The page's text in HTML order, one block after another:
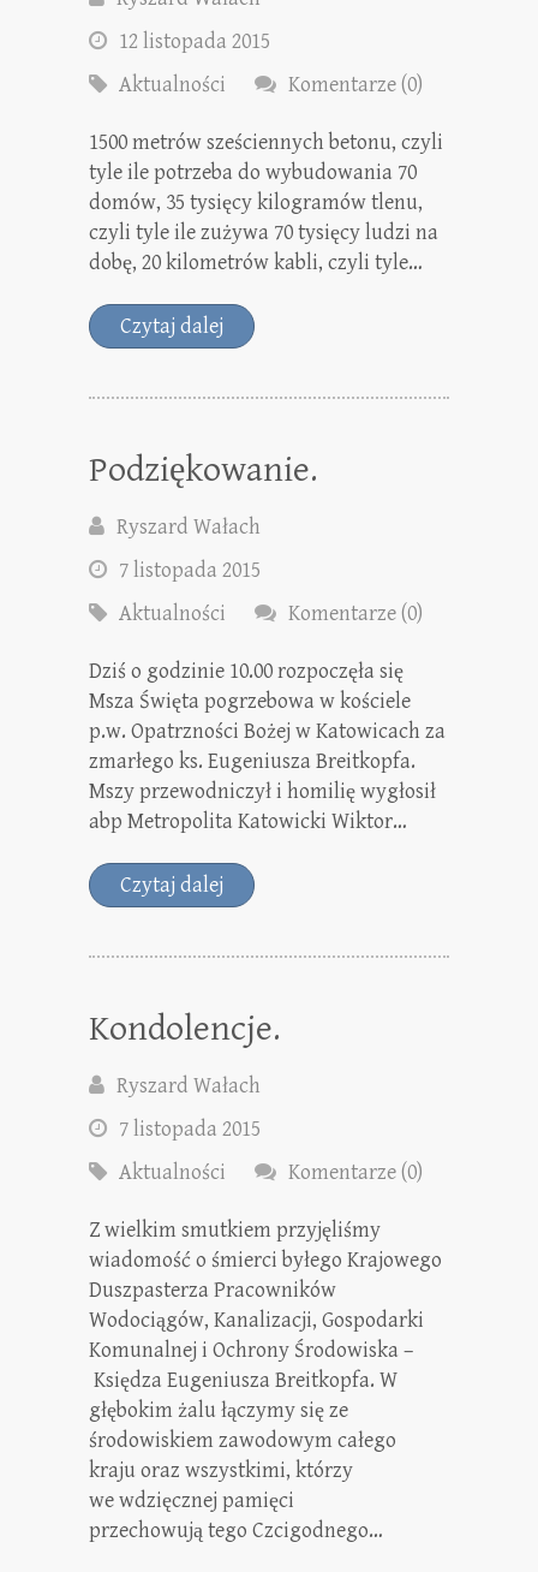
12 listopada 2015
Aktualności
Komentarze (0)
1500 metrów sześciennych betonu, czyli
tyle ile potrzeba do wybudowania 70
domów, 35 tysięcy kilogramów tlenu,
czyli tyle ile zużywa 70 tysięcy ludzi na
dobę, 20 kilometrów kabli, czyli tyle…
Czytaj dalej
Podziękowanie.
Ryszard Wałach
7 listopada 2015
Aktualności
Komentarze (0)
Dziś o godzinie 10.00 rozpoczęła się
Msza Święta pogrzebowa w kościele
p.w. Opatrzności Bożej w Katowicach za
zmarłego ks. Eugeniusza Breitkopfa.
Mszy przewodniczył i homilię wygłosił
abp Metropolita Katowicki Wiktor…
Czytaj dalej
Kondolencje.
Ryszard Wałach
7 listopada 2015
Aktualności
Komentarze (0)
Z wielkim smutkiem przyjęliśmy
wiadomość o śmierci byłego Krajowego
Duszpasterza Pracowników
Wodociągów, Kanalizacji, Gospodarki
Komunalnej i Ochrony Środowiska –
Księdza Eugeniusza Breitkopfa. W
głębokim żalu łączymy się ze
środowiskiem zawodowym całego
kraju oraz wszystkimi, którzy
we wdzięcznej pamięci
przechowują tego Czcigodnego…